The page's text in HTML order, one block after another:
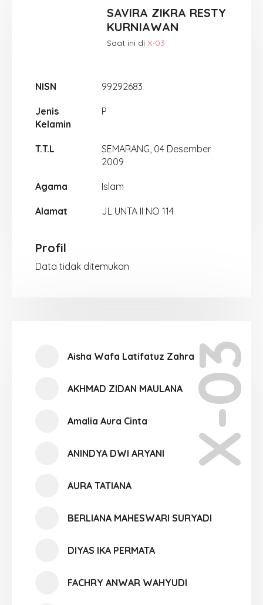
SAVIRA ZIKRA RESTY
KURNIAWAN
Saat ini diX-03
NISN 99292683
Jenis
Kelamin
P
T.T.L
SEMARANG, 04 Desember
2009
Agama Islam
Alamat JL UNTA II NO 114
Profil
Data tidak ditemukan
X-03
Aisha Wafa Latifatuz Zahra
AKHMAD ZIDAN MAULANA
Amalia Aura Cinta
ANINDYA DWI ARYANI
AURA TATIANA
BERLIANA MAHESWARI SURYADI
DIYAS IKA PERMATA
FACHRY ANWAR WAHYUDI